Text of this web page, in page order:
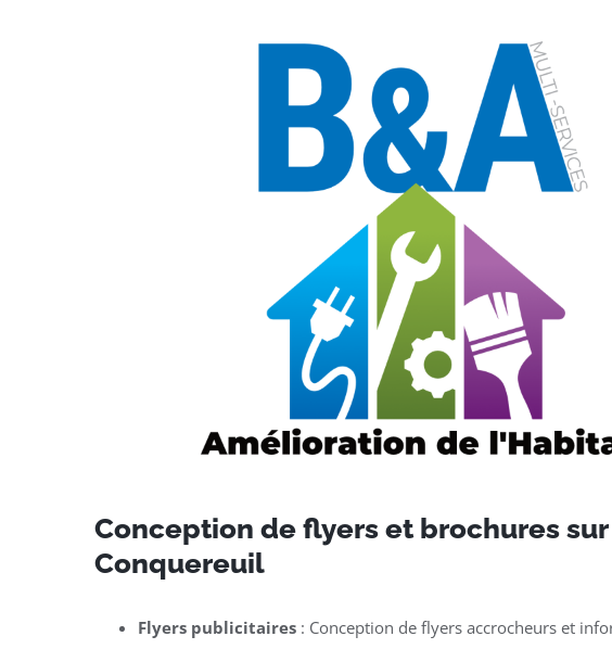
Conception de flyers et brochures sur
Conquereuil
Flyers publicitaires: Conception de flyers accrocheurs et